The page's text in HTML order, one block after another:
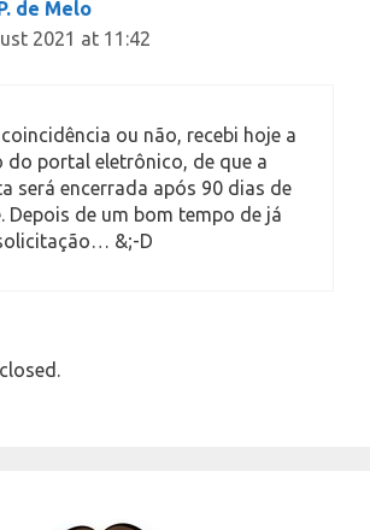
de Melo
2021 at 11:42
ou não, recebi hoje a
do portal eletrônico, de que a
será encerrada após 90 dias de
Depois de um bom tempo de já
&;-D